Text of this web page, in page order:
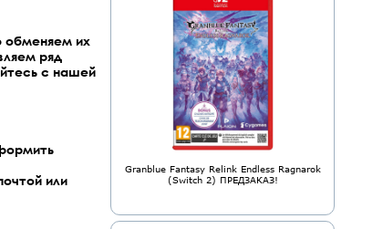
обменяем их
ряд
с нашей
или
Granblue Fantasy Relink Endless Ragnarok
(Switch 2) ПРЕДЗАКАЗ!